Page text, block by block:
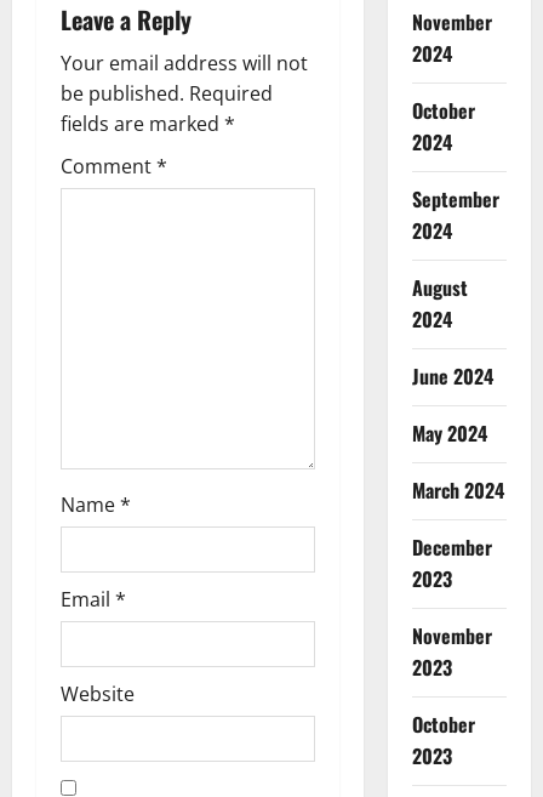
Leave a Reply
Your email address will not
be published. Required
fields are marked *
Comment*
Name*
Email *
Website
November
2024
October
2024
September
2024
August
2024
June 2024
May 2024
March 2024
December
2023
November
2023
October
2023